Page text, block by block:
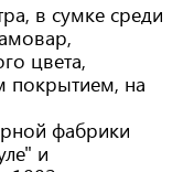
в сумке среди
цвета,
покрытием, на
фабрики
и